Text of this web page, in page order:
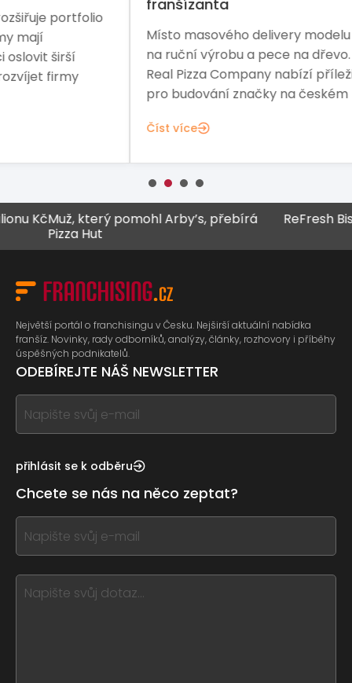
Místo masového delivery modelu sází
na ruční výrobu a pece na dřevo. The
Real Pizza Company nabízí příležitost
pro budování značky na českém trhu.
Muž, který pomohl Arby’s, přebírá
Pizza Hut
ReFresh Bistro
Největší portál o franchisingu v Česku. Nejširší aktuální nabídka
franšíz. Novinky, rady odborníků, analýzy, články, rozhovory i příběhy
úspěšných podnikatelů.
ODEBÍREJTE NÁŠ NEWSLETTER
If
you
this,
this
form
field
blank
přihlásit se k odběru
Chcete se nás na něco zeptat?
If
you
this,
leave